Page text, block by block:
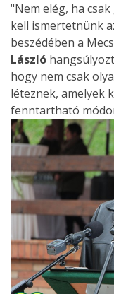
"Nem elég, ha
kell ismertetnünk
beszédében a
László
hogy nem csak
léteznek, amelyek
fenntartható